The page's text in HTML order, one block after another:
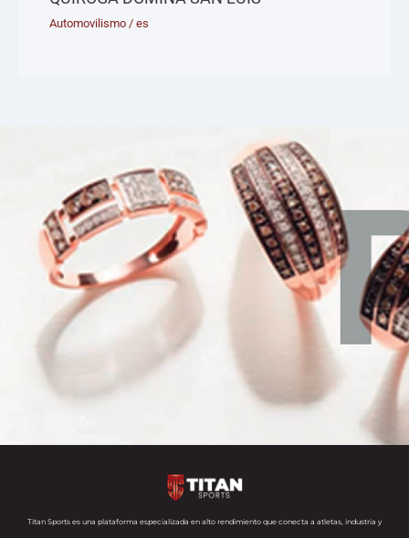
Automovilismo /es
Titan Sports es una plataforma especializada en alto rendimiento que conecta a atletas, industria y